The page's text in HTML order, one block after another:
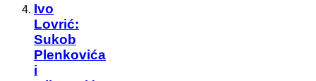
Ivo
Lovrić:
Sukob
Plenkovića
i